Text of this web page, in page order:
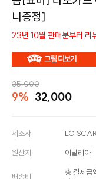
니증정]
23년 10월 판매분부터 리
35,000
9% 32,000
제조사 LO
원산지 이탈리아
배송비
총 결제